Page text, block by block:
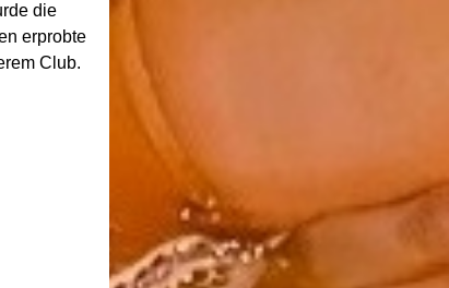
die
erprobte
Club.